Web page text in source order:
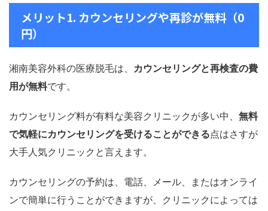
メリット1. カウンセリングや再診が無料（0
円）
湘南美容外科の医療脱毛は、 カウンセリングと再検査の費
用が無料です。
カウンセリング料が有料な美容クリニックが多い中、 無料
で気軽にカウンセリングを受けることができる点はさすが
大手人気クリニックと言えます。
カウンセリングの予約は、電話、メール、またはオンライ
ンで簡単に行うことができますが、クリニックによっては